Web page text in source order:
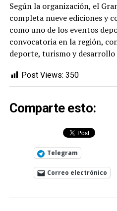
Según la organización, el
completa nueve ediciones y
como uno de los eventos
convocatoria en la región,
deporte, turismo y desarrollo
Post Views: 350
Comparte esto:
Telegram
Correo electrónico